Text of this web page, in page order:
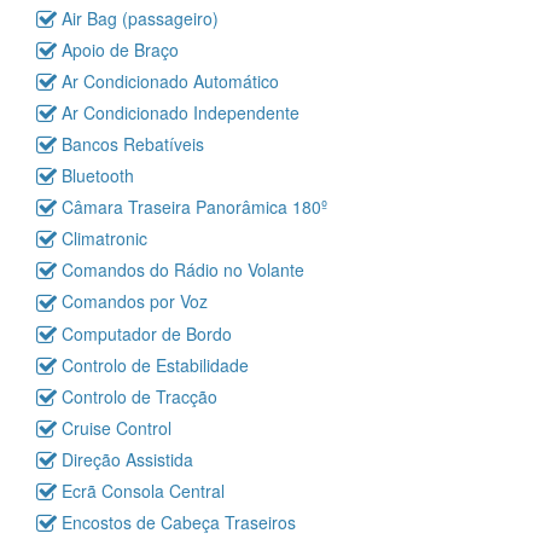
Air Bag (passageiro)
Apoio de Braço
Ar Condicionado Automático
Ar Condicionado Independente
Bancos Rebatíveis
Bluetooth
Câmara Traseira Panorâmica 180º
Climatronic
Comandos do Rádio no Volante
Comandos por Voz
Computador de Bordo
Controlo de Estabilidade
Controlo de Tracção
Cruise Control
Direção Assistida
Ecrã Consola Central
Encostos de Cabeça Traseiros